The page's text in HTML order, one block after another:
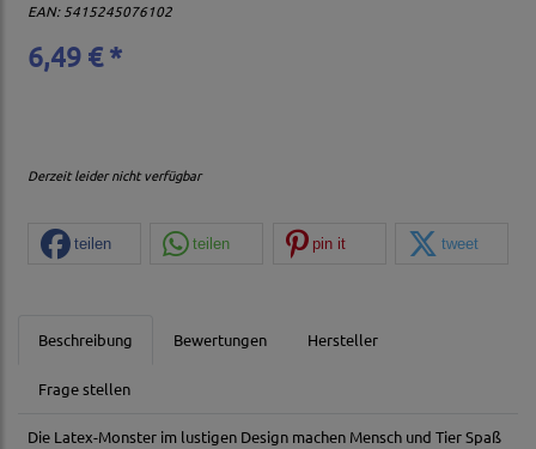
EAN: 5415245076102
6,49 € *
Derzeit leider nicht verfügbar
teilen teilen pin it tweet
Beschreibung Bewertungen Hersteller
Frage stellen
Die Latex-Monster im lustigen Design machen Mensch und Tier Spaß